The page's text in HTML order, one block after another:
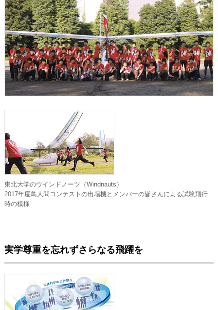
東北大学のウインドノーツ（Windnauts）
2017年度鳥人間コンテストの出場機とメンバーの皆さんによる試験飛行
時の模様
実学尊重を忘れずさらなる飛躍を